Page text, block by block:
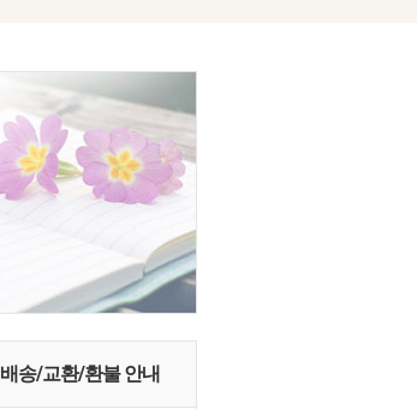
배송/교환/환불 안내